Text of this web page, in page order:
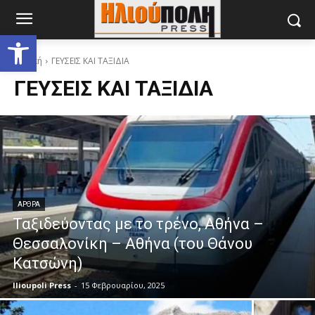
Ανοίξτε τη γραμμή εργαλείων
Αρχική ΓΕΥΣΕΙΣ ΚΑΙ ΤΑΞΙΔΙΑ
ΓΕΥΣΕΙΣ ΚΑΙ ΤΑΞΙΔΙΑ
ΑΡΘΡΑ
Ταξιδεύοντας με το τρένο, Αθήνα –
Θεσσαλονίκη – Αθήνα (του Θάνου
Κατσώνη)
Ilioupoli Press - 15 Φεβρουαρίου, 2025